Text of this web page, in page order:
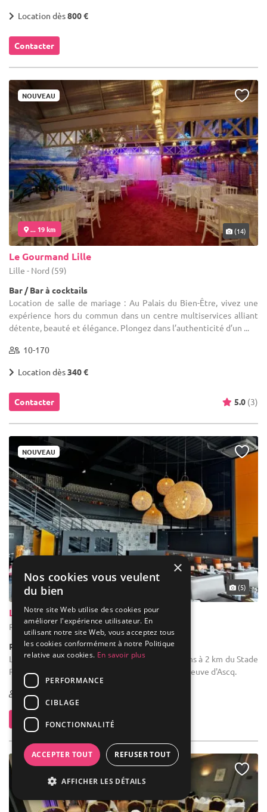
Location dès800 €
Contacter
NOUVEAU
... 19 km (14)
Le Gourmand Lille
Lille - Nord (59)
Bar / Bar à cocktails
Location de salle de mariage : Au Palais du Bien-Être, vivez une
expérience hors du commun dans un centre multiservices alliant
détente, beauté et élégance. Plongez dans l’authenticité d’un ...
10-170
Location dès340 €
Contacter 5.0 (3)
NOUVEAU
... 19 km (5)
Leocorno
Ronchin - Nord (59)
Restaurant / Spécialités Italiennes
Location de salle de mariage : Nous nous trouvons à 2 km du Stade
Pierre Mauroy et de la zone Heron Park de Villeneuve d'Ascq.
10-100
Contacter
×
Nos cookies vous veulent
du bien
Notre site Web utilise des cookies pour
améliorer l'expérience utilisateur. En
utilisant notre site Web, vous acceptez tous
les cookies conformément à notre Politique
relative aux cookies. En savoir plus
PERFORMANCE
CIBLAGE
FONCTIONNALITÉ
ACCEPTER TOUT REFUSER TOUT
AFFICHER LES DÉTAILS